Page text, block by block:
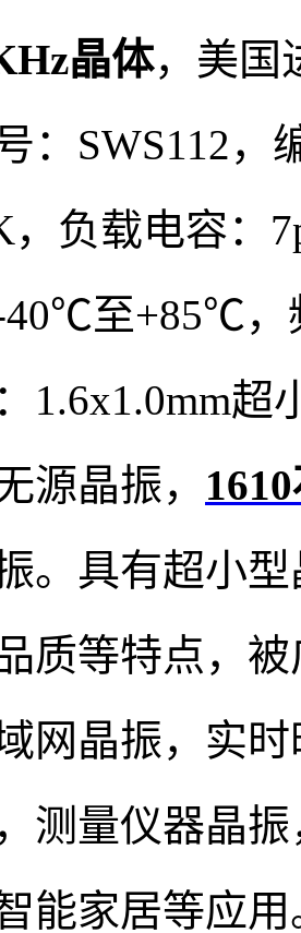
晶体， 美国
：SWS112，
，负载电容：
至+85℃，
1.6x1.0mm
源晶振，
。具有超小
质等特点，
网晶振，实
测量仪器晶
能家居等应用